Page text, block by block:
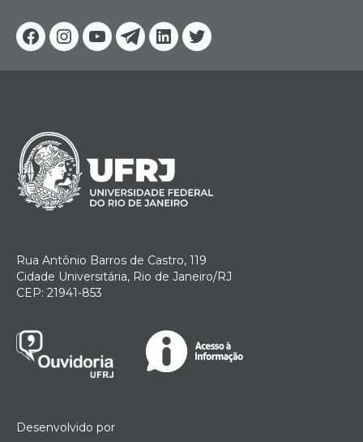
Facebook
Instagram
YoutubeTelegram
Linkedin
Twitter
Rua Antônio Barros de Castro, 119
Cidade Universitária, Rio de Janeiro/RJ
CEP: 21941-853
Desenvolvido por